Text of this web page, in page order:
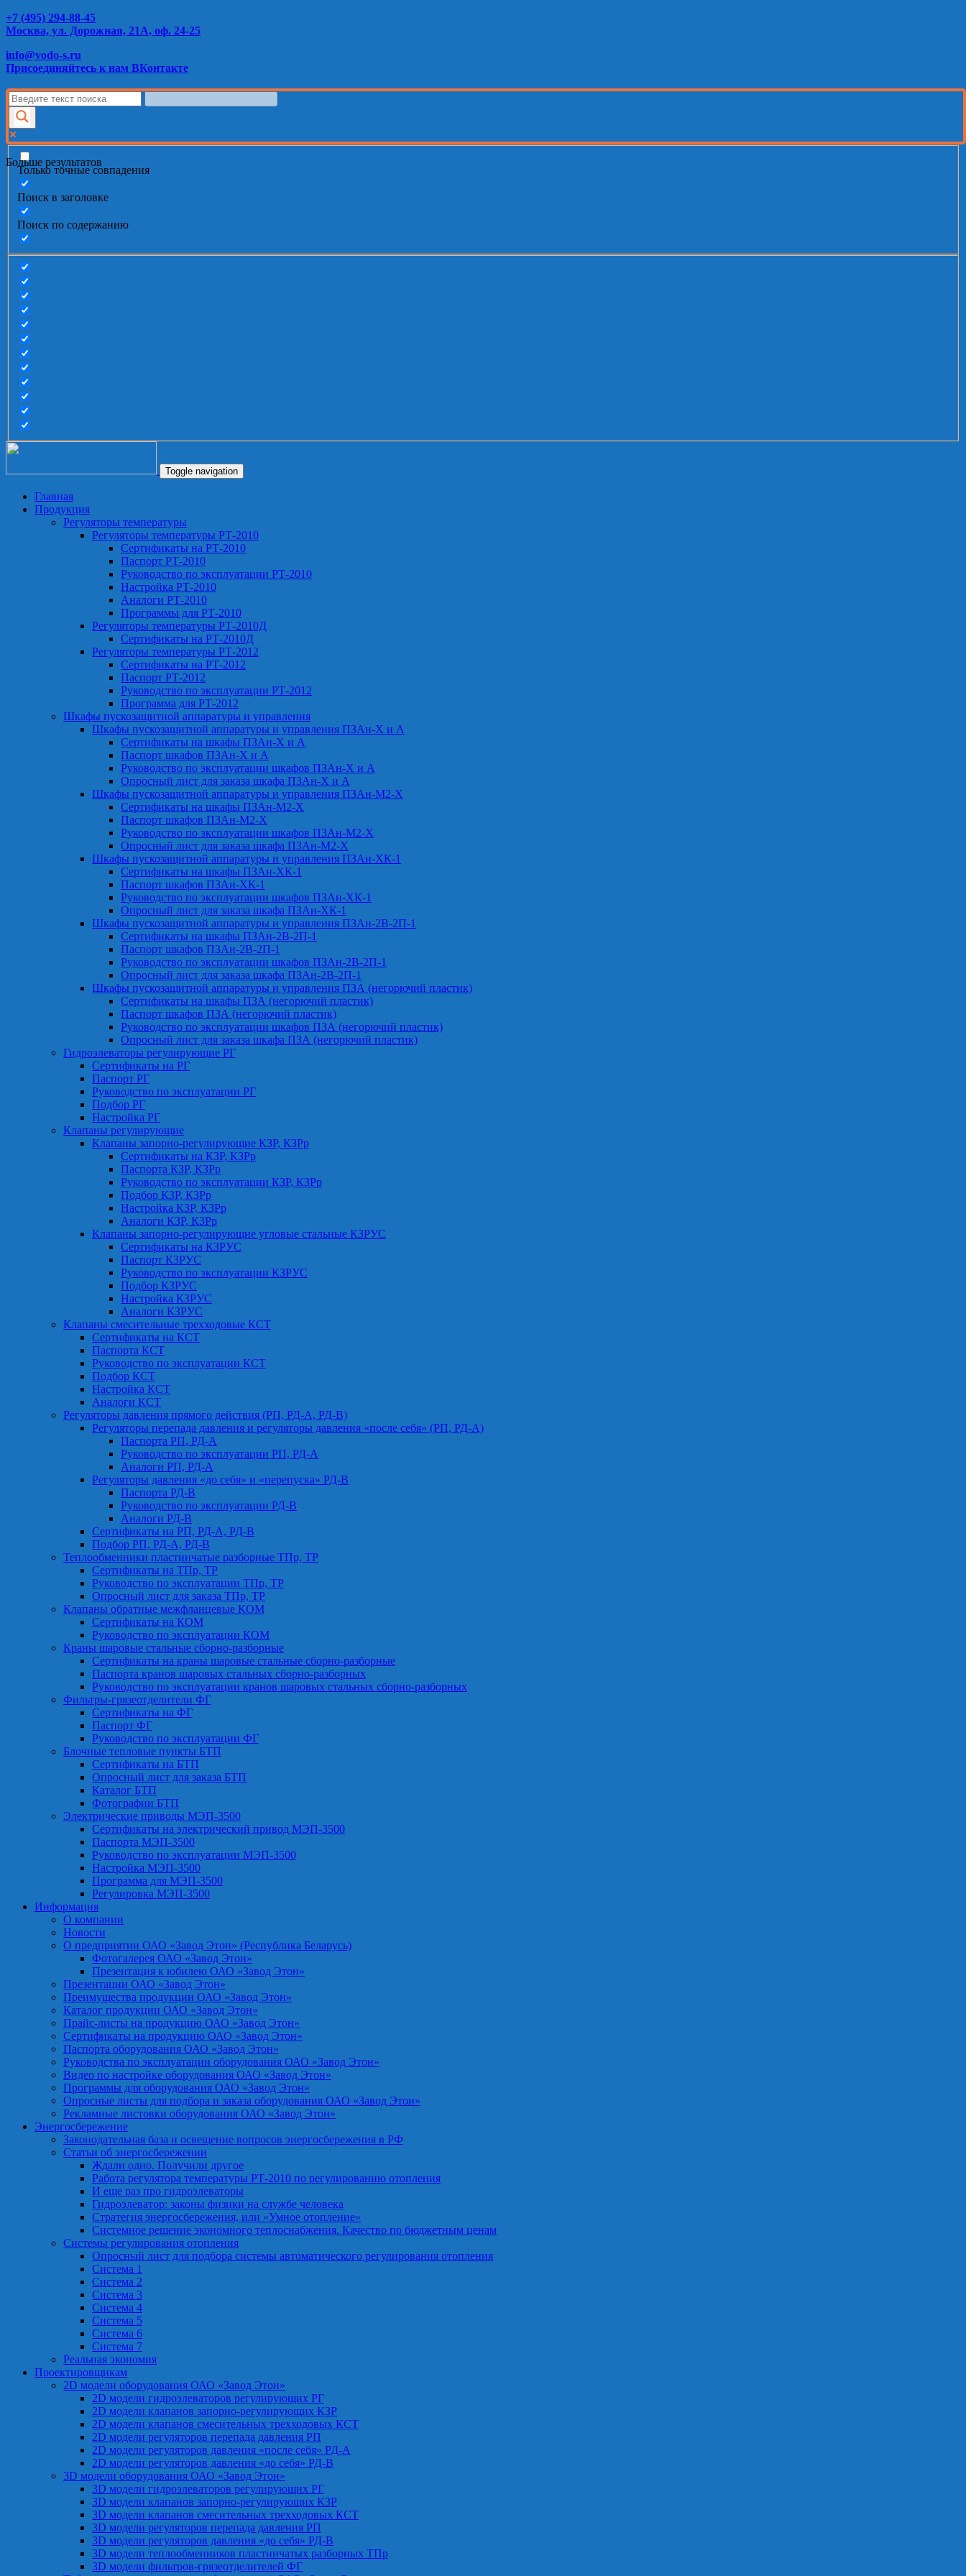
+7 (495) 294-88-45
Москва, ул. Дорожная, 21А, оф. 24-25
info@vodo-s.ru
Присоединяйтесь к нам ВКонтакте
Больше результатов
Только точные совпадения
Поиск в заголовке
Поиск по содержанию
Toggle navigation
Главная
Продукция
Регуляторы температуры
Регуляторы температуры РТ-2010
Сертификаты на РТ-2010
Паспорт РТ-2010
Руководство по эксплуатации РТ-2010
Настройка РТ-2010
Аналоги РТ-2010
Программы для РТ-2010
Регуляторы температуры РТ-2010Д
Сертификаты на РТ-2010Д
Регуляторы температуры РТ-2012
Сертификаты на РТ-2012
Паспорт РТ-2012
Руководство по эксплуатации РТ-2012
Программа для РТ-2012
Шкафы пускозащитной аппаратуры и управления
Шкафы пускозащитной аппаратуры и управления ПЗАн-Х и А
Сертификаты на шкафы ПЗАн-Х и А
Паспорт шкафов ПЗАн-Х и А
Руководство по эксплуатации шкафов ПЗАн-Х и А
Опросный лист для заказа шкафа ПЗАн-Х и А
Шкафы пускозащитной аппаратуры и управления ПЗАн-М2-Х
Сертификаты на шкафы ПЗАн-М2-Х
Паспорт шкафов ПЗАн-М2-Х
Руководство по эксплуатации шкафов ПЗАн-М2-Х
Опросный лист для заказа шкафа ПЗАн-М2-Х
Шкафы пускозащитной аппаратуры и управления ПЗАн-ХК-1
Сертификаты на шкафы ПЗАн-ХК-1
Паспорт шкафов ПЗАн-ХК-1
Руководство по эксплуатации шкафов ПЗАн-ХК-1
Опросный лист для заказа шкафа ПЗАн-ХК-1
Шкафы пускозащитной аппаратуры и управления ПЗАн-2В-2П-1
Сертификаты на шкафы ПЗАн-2В-2П-1
Паспорт шкафов ПЗАн-2В-2П-1
Руководство по эксплуатации шкафов ПЗАн-2В-2П-1
Опросный лист для заказа шкафа ПЗАн-2В-2П-1
Шкафы пускозащитной аппаратуры и управления ПЗА (негорючий пластик)
Сертификаты на шкафы ПЗА (негорючий пластик)
Паспорт шкафов ПЗА (негорючий пластик)
Руководство по эксплуатации шкафов ПЗА (негорючий пластик)
Опросный лист для заказа шкафа ПЗА (негорючий пластик)
Гидроэлеваторы регулирующие РГ
Сертификаты на РГ
Паспорт РГ
Руководство по эксплуатации РГ
Подбор РГ
Настройка РГ
Клапаны регулирующие
Клапаны запорно-регулирующие КЗР, КЗРр
Сертификаты на КЗР, КЗРр
Паспорта КЗР, КЗРр
Руководство по эксплуатации КЗР, КЗРр
Подбор КЗР, КЗРр
Настройка КЗР, КЗРр
Аналоги КЗР, КЗРр
Клапаны запорно-регулирующие угловые стальные КЗРУС
Сертификаты на КЗРУС
Паспорт КЗРУС
Руководство по эксплуатации КЗРУС
Подбор КЗРУС
Настройка КЗРУС
Аналоги КЗРУС
Клапаны смесительные трехходовые КСТ
Сертификаты на КСТ
Паспорта КСТ
Руководство по эксплуатации КСТ
Подбор КСТ
Настройка КСТ
Аналоги КСТ
Регуляторы давления прямого действия (РП, РД-А, РД-В)
Регуляторы перепада давления и регуляторы давления «после себя» (РП, РД-А)
Паспорта РП, РД-А
Руководство по эксплуатации РП, РД-А
Аналоги РП, РД-А
Регуляторы давления «до себя» и «перепуска» РД-В
Паспорта РД-В
Руководство по эксплуатации РД-В
Аналоги РД-В
Сертификаты на РП, РД-А, РД-В
Подбор РП, РД-А, РД-В
Теплообменники пластинчатые разборные ТПр, ТР
Сертификаты на ТПр, ТР
Руководство по эксплуатации ТПр, ТР
Опросный лист для заказа ТПр, ТР
Клапаны обратные межфланцевые КОМ
Сертификаты на КОМ
Руководство по эксплуатации КОМ
Краны шаровые стальные сборно-разборные
Сертификаты на краны шаровые стальные сборно-разборные
Паспорта кранов шаровых стальных сборно-разборных
Руководство по эксплуатации кранов шаровых стальных сборно-разборных
Фильтры-грязеотделители ФГ
Сертификаты на ФГ
Паспорт ФГ
Руководство по эксплуатации ФГ
Блочные тепловые пункты БТП
Сертификаты на БТП
Опросный лист для заказа БТП
Каталог БТП
Фотографии БТП
Электрические приводы МЭП-3500
Сертификаты на электрический привод МЭП-3500
Паспорта МЭП-3500
Руководство по эксплуатации МЭП-3500
Настройка МЭП-3500
Программа для МЭП-3500
Регулировка МЭП-3500
Информация
О компании
Новости
О предприятии ОАО «Завод Этон» (Республика Беларусь)
Фотогалерея ОАО «Завод Этон»
Презентация к юбилею ОАО «Завод Этон»
Презентации ОАО «Завод Этон»
Преимущества продукции ОАО «Завод Этон»
Каталог продукции ОАО «Завод Этон»
Прайс-листы на продукцию ОАО «Завод Этон»
Сертификаты на продукцию ОАО «Завод Этон»
Паспорта оборудования ОАО «Завод Этон»
Руководства по эксплуатации оборудования ОАО «Завод Этон»
Видео по настройке оборудования ОАО «Завод Этон»
Программы для оборудования ОАО «Завод Этон»
Опросные листы для подбора и заказа оборудования ОАО «Завод Этон»
Рекламные листовки оборудования ОАО «Завод Этон»
Энергосбережение
Законодательная база и освещение вопросов энергосбережения в РФ
Статьи об энергосбережении
Ждали одно. Получили другое
Работа регулятора температуры РТ-2010 по регулированию отопления
И еще раз про гидроэлеваторы
Гидроэлеватор: законы физики на службе человека
Стратегия энергосбережения, или «Умное отопление»
Системное решение экономного теплоснабжения. Качество по бюджетным ценам
Системы регулирования отопления
Опросный лист для подбора системы автоматического регулирования отопления
Система 1
Система 2
Система 3
Система 4
Система 5
Система 6
Система 7
Реальная экономия
Проектировщикам
2D модели оборудования ОАО «Завод Этон»
2D модели гидроэлеваторов регулирующих РГ
2D модели клапанов запорно-регулирующих КЗР
2D модели клапанов смесительных трехходовых КСТ
2D модели регуляторов перепада давления РП
2D модели регуляторов давления «после себя» РД-А
2D модели регуляторов давления «до себя» РД-В
3D модели оборудования ОАО «Завод Этон»
3D модели гидроэлеваторов регулирующих РГ
3D модели клапанов запорно-регулирующих КЗР
3D модели клапанов смесительных трехходовых КСТ
3D модели регуляторов перепада давления РП
3D модели регуляторов давления «до себя» РД-В
3D модели теплообменников пластинчатых разборных ТПр
3D модели фильтров-грязеотделителей ФГ